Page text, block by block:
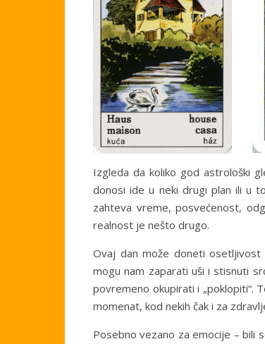
Izgleda da koliko god astrološki
donosi ide u neki drugi plan ili u
zahteva vreme, posvećenost,
realnost je nešto drugo.
Ovaj dan može doneti osetljivost
mogu nam zaparati uši i stisnuti
povremeno okupirati i „poklopiti“.
momenat, kod nekih čak i za
Posebno vezano za emocije – bili